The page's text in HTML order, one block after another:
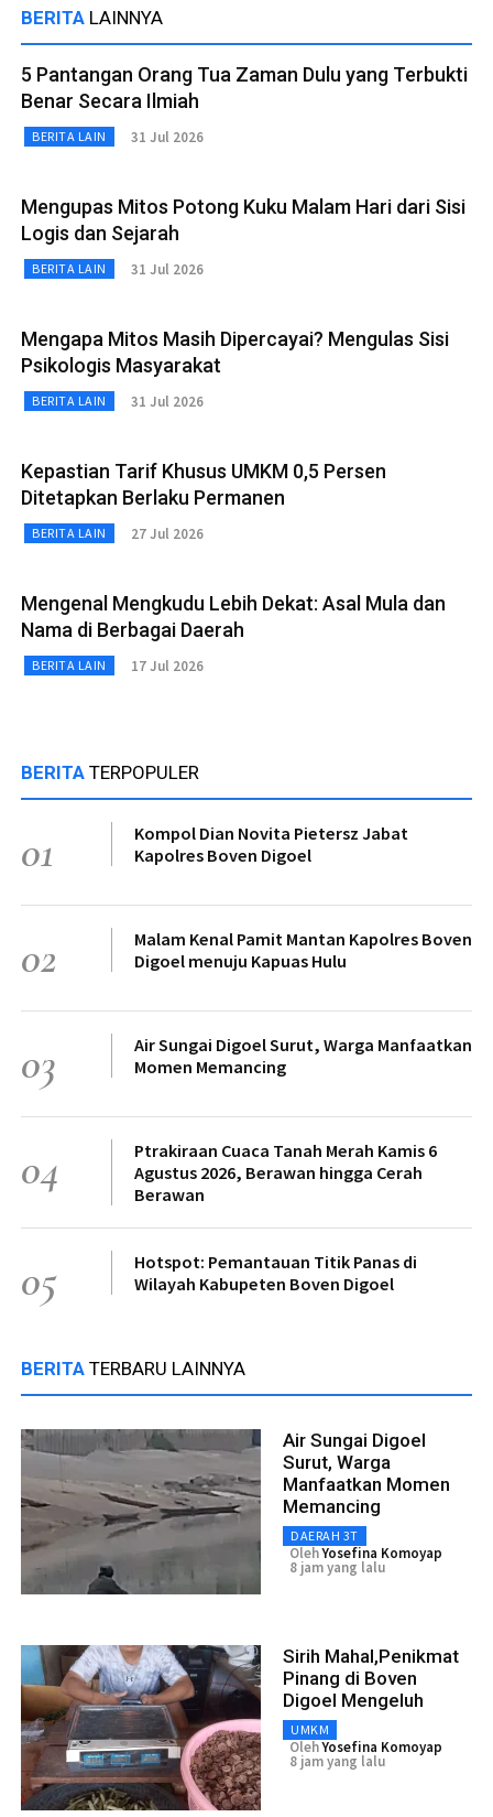
BERITA LAINNYA
5 Pantangan Orang Tua Zaman Dulu yang Terbukti
Benar Secara Ilmiah
BERITA LAIN 31 Jul 2026
Mengupas Mitos Potong Kuku Malam Hari dari Sisi
Logis dan Sejarah
BERITA LAIN 31 Jul 2026
Mengapa Mitos Masih Dipercayai? Mengulas Sisi
Psikologis Masyarakat
BERITA LAIN 31 Jul 2026
Kepastian Tarif Khusus UMKM 0,5 Persen
Ditetapkan Berlaku Permanen
BERITA LAIN 27 Jul 2026
Mengenal Mengkudu Lebih Dekat: Asal Mula dan
Nama di Berbagai Daerah
BERITA LAIN 17 Jul 2026
BERITA TERPOPULER
01
Kompol Dian Novita Pietersz Jabat
Kapolres Boven Digoel
02
Malam Kenal Pamit Mantan Kapolres Boven
Digoel menuju Kapuas Hulu
03
Air Sungai Digoel Surut, Warga Manfaatkan
Momen Memancing
04
Ptrakiraan Cuaca Tanah Merah Kamis 6
Agustus 2026, Berawan hingga Cerah
Berawan
05
Hotspot: Pemantauan Titik Panas di
Wilayah Kabupeten Boven Digoel
BERITA TERBARU LAINNYA
Air Sungai Digoel
Surut, Warga
Manfaatkan Momen
Memancing
DAERAH 3T
OlehYosefina Komoyap
8 jam yang lalu
Sirih Mahal,Penikmat
Pinang di Boven
Digoel Mengeluh
UMKM
OlehYosefina Komoyap
8 jam yang lalu